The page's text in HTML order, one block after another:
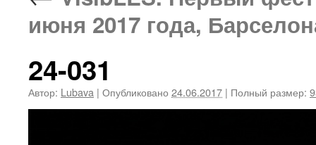
июня 2017 года,
24-031
Автор: Lubava | Опубликовано 24.06.2017 | Полный размер: